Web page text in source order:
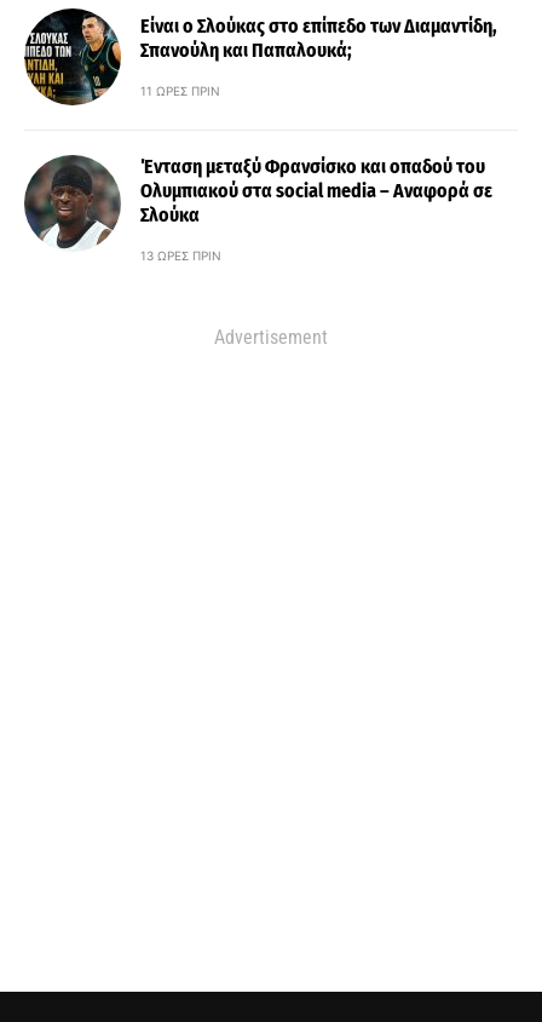
Είναι ο Σλούκας στο επίπεδο των Διαμαντίδη,
Σπανούλη και Παπαλουκά;
11 ΏΡΕΣ ΠΡΙΝ
Ένταση μεταξύ Φρανσίσκο και οπαδού του
Ολυμπιακού στα social media – Αναφορά σε
Σλούκα
13 ΏΡΕΣ ΠΡΙΝ
Advertisement